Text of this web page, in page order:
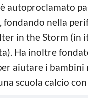
autoproclamato
fondando nella
in the Storm (in
Ha inoltre
aiutare i bambini
scuola calcio